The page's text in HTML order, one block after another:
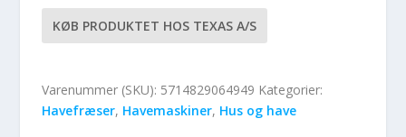
KØB PRODUKTET HOS TEXAS A/S
Varenummer (SKU): 5714829064949 Kategorier:
Havefræser, Havemaskiner, Hus og have